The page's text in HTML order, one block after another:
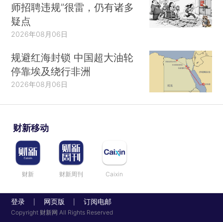
师招聘违规”很雷，仍有诸多
疑点
2026年08月06日
规避红海封锁 中国超大油轮
停靠埃及绕行非洲
2026年08月06日
财新移动
财新 财新周刊 Caixin
登录 网页版 订阅电邮
Copyright 财新网 All Rights Reserved